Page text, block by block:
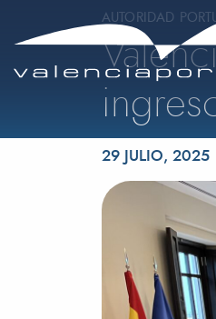
AUTORIDAD
Publicado el
29 JULIO, 2025